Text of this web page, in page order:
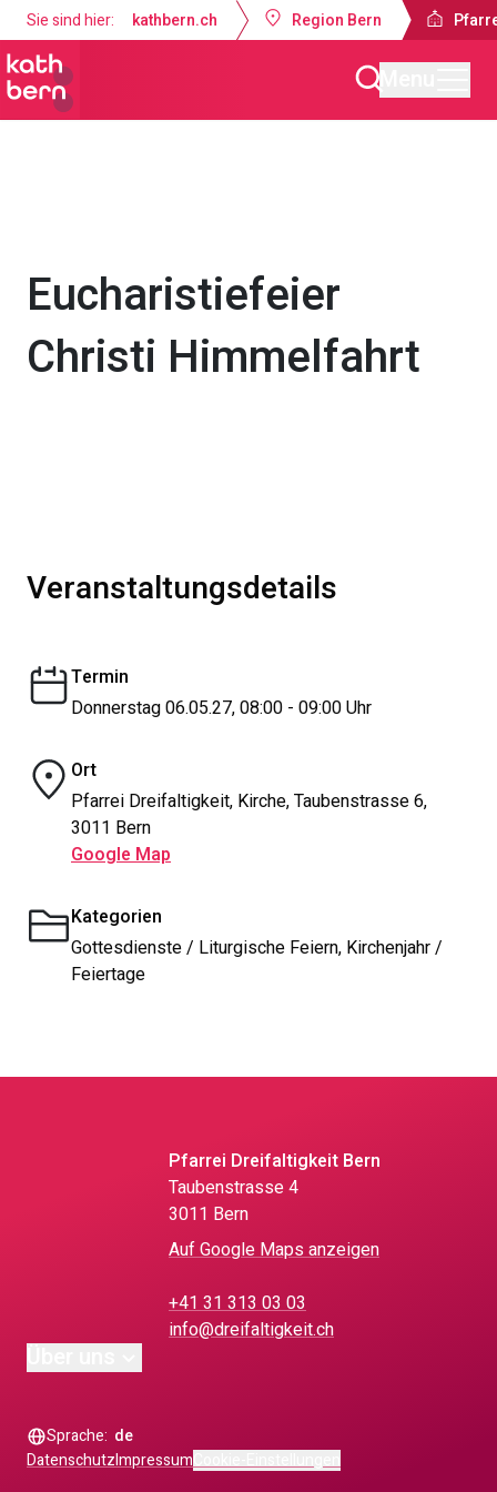
Sie sind hier: kathbern.ch Region Bern
Eucharistiefeier
Christi Himmelfahrt
Veranstaltungsdetails
Termin
Donnerstag 06.05.27, 08:00 - 09:00 Uhr
Ort
Pfarrei Dreifaltigkeit, Kirche, Taubenstrasse 6,
3011 Bern
Google Map
Kategorien
Gottesdienste / Liturgische Feiern, Kirchenjahr /
Feiertage
Pfarrei Dreifaltigkeit Bern
Taubenstrasse 4
3011 Bern
Auf Google Maps anzeigen
+41 31 313 03 03
info@dreifaltigkeit.ch
DatenschutzImpressum
Sprache: de